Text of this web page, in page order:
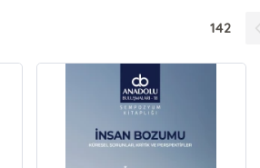
142